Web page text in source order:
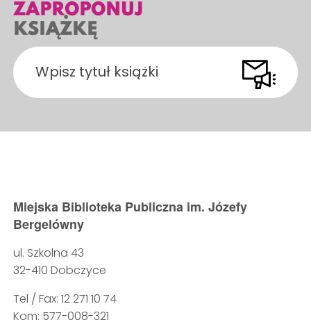
ZAPROPONUJ
KSIĄŻKĘ
Miejska Biblioteka Publiczna im. Józefy
Bergelówny
ul. Szkolna 43
32-410 Dobczyce
Tel / Fax: 12 271 10 74
Kom: 577-008-321